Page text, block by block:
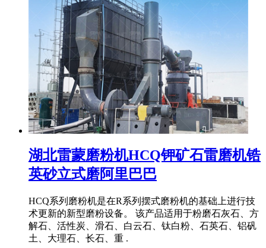
湖北雷蒙磨粉机HCQ钾矿石雷磨机锆
英砂立式磨阿里巴巴
HCQ系列磨粉机是在R系列摆式磨粉机的基础上进行技
术更新的新型磨粉设备。 该产品适用于粉磨石灰石、方
解石、活性炭、滑石、白云石、钛白粉、石英石、铝矾
土、大理石、长石、重 .